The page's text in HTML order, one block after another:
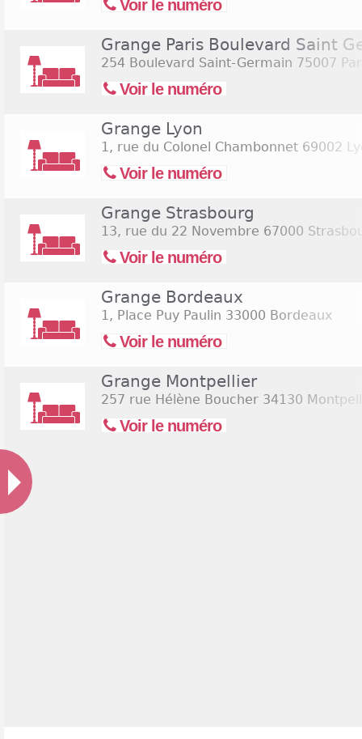
Voir le numéro
Grange Paris Boulevard Saint
254 Boulevard Saint-Germain 75007
Voir le numéro
Grange Lyon
1, rue du Colonel Chambonnet 69002
Voir le numéro
Grange Strasbourg
13, rue du 22 Novembre 67000
Voir le numéro
Grange Bordeaux
1, Place Puy Paulin 33000 Bordeaux
Voir le numéro
Grange Montpellier
257 rue Hélène Boucher 34130
Voir le numéro